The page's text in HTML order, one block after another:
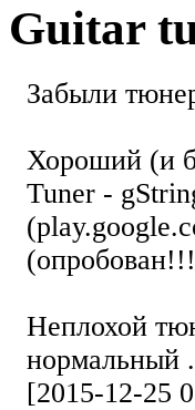
Guitar
Забыли
Хороший (и
Tuner -
Неплохой
нормальный
[2015-12-25